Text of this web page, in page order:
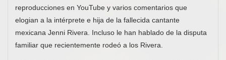
reproducciones en YouTube y varios comentarios que
elogian a la intérprete e hija de la fallecida cantante
mexicana Jenni Rivera. Incluso le han hablado de la disputa
familiar que recientemente rodeó a los Rivera.